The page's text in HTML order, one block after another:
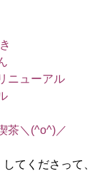
ニューアル
茶＼(^o^)／
てくださって、